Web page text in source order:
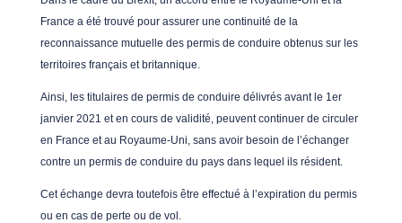
France a été trouvé pour assurer une continuité de la
reconnaissance mutuelle des permis de conduire obtenus sur les
territoires français et britannique.
Ainsi, les titulaires de permis de conduire délivrés avant le 1er
janvier 2021 et en cours de validité, peuvent continuer de circuler
en France et au Royaume-Uni, sans avoir besoin de l’échanger
contre un permis de conduire du pays dans lequel ils résident.
Cet échange devra toutefois être effectué à l’expiration du permis
ou en cas de perte ou de vol.